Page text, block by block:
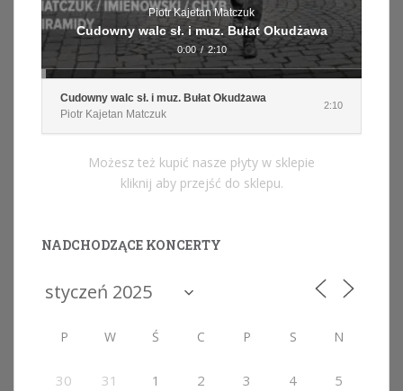
Piotr Kajetan Matczuk
Cudowny walc sł. i muz. Bułat Okudżawa
0:00 / 2:10
Cudowny walc sł. i muz. Bułat Okudżawa
Piotr Kajetan Matczuk
2:10
Możesz też kupić nasze płyty w sklepie
kliknij aby przejść do sklepu.
NADCHODZĄCE KONCERTY
P W Ś C P S N
30 31 1 2 3 4 5